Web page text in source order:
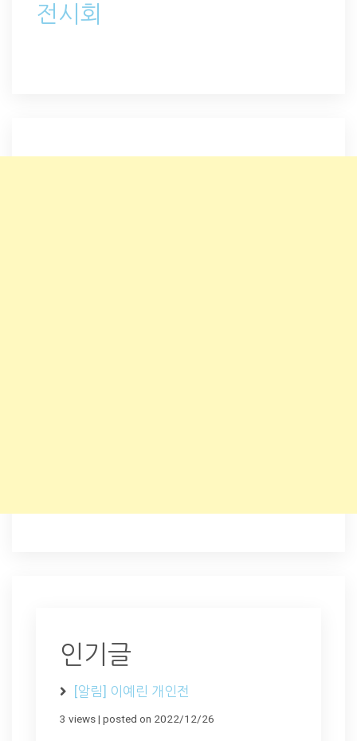
전시회
인기글
[알림] 이예린 개인전
3 views| posted on 2022/12/26